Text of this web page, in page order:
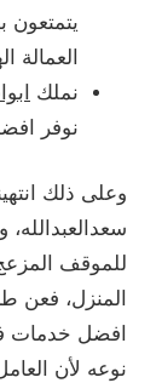
يتمتعون
العمالة
نملك
نوفر
وعلى ذلك
للموقف
المنزل، فعن
افضل خدمات
نوعه لأن